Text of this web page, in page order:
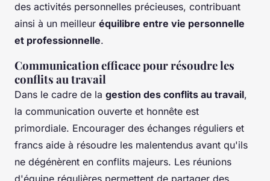
des activités personnelles précieuses, contribuant
ainsi à un meilleur équilibre entre vie personnelle
et professionnelle.
Communication efficace pour résoudre les
conflits au travail
Dans le cadre de la gestion des conflits au travail,
la communication ouverte et honnête est
primordiale. Encourager des échanges réguliers et
francs aide à résoudre les malentendus avant qu'ils
ne dégénèrent en conflits majeurs. Les réunions